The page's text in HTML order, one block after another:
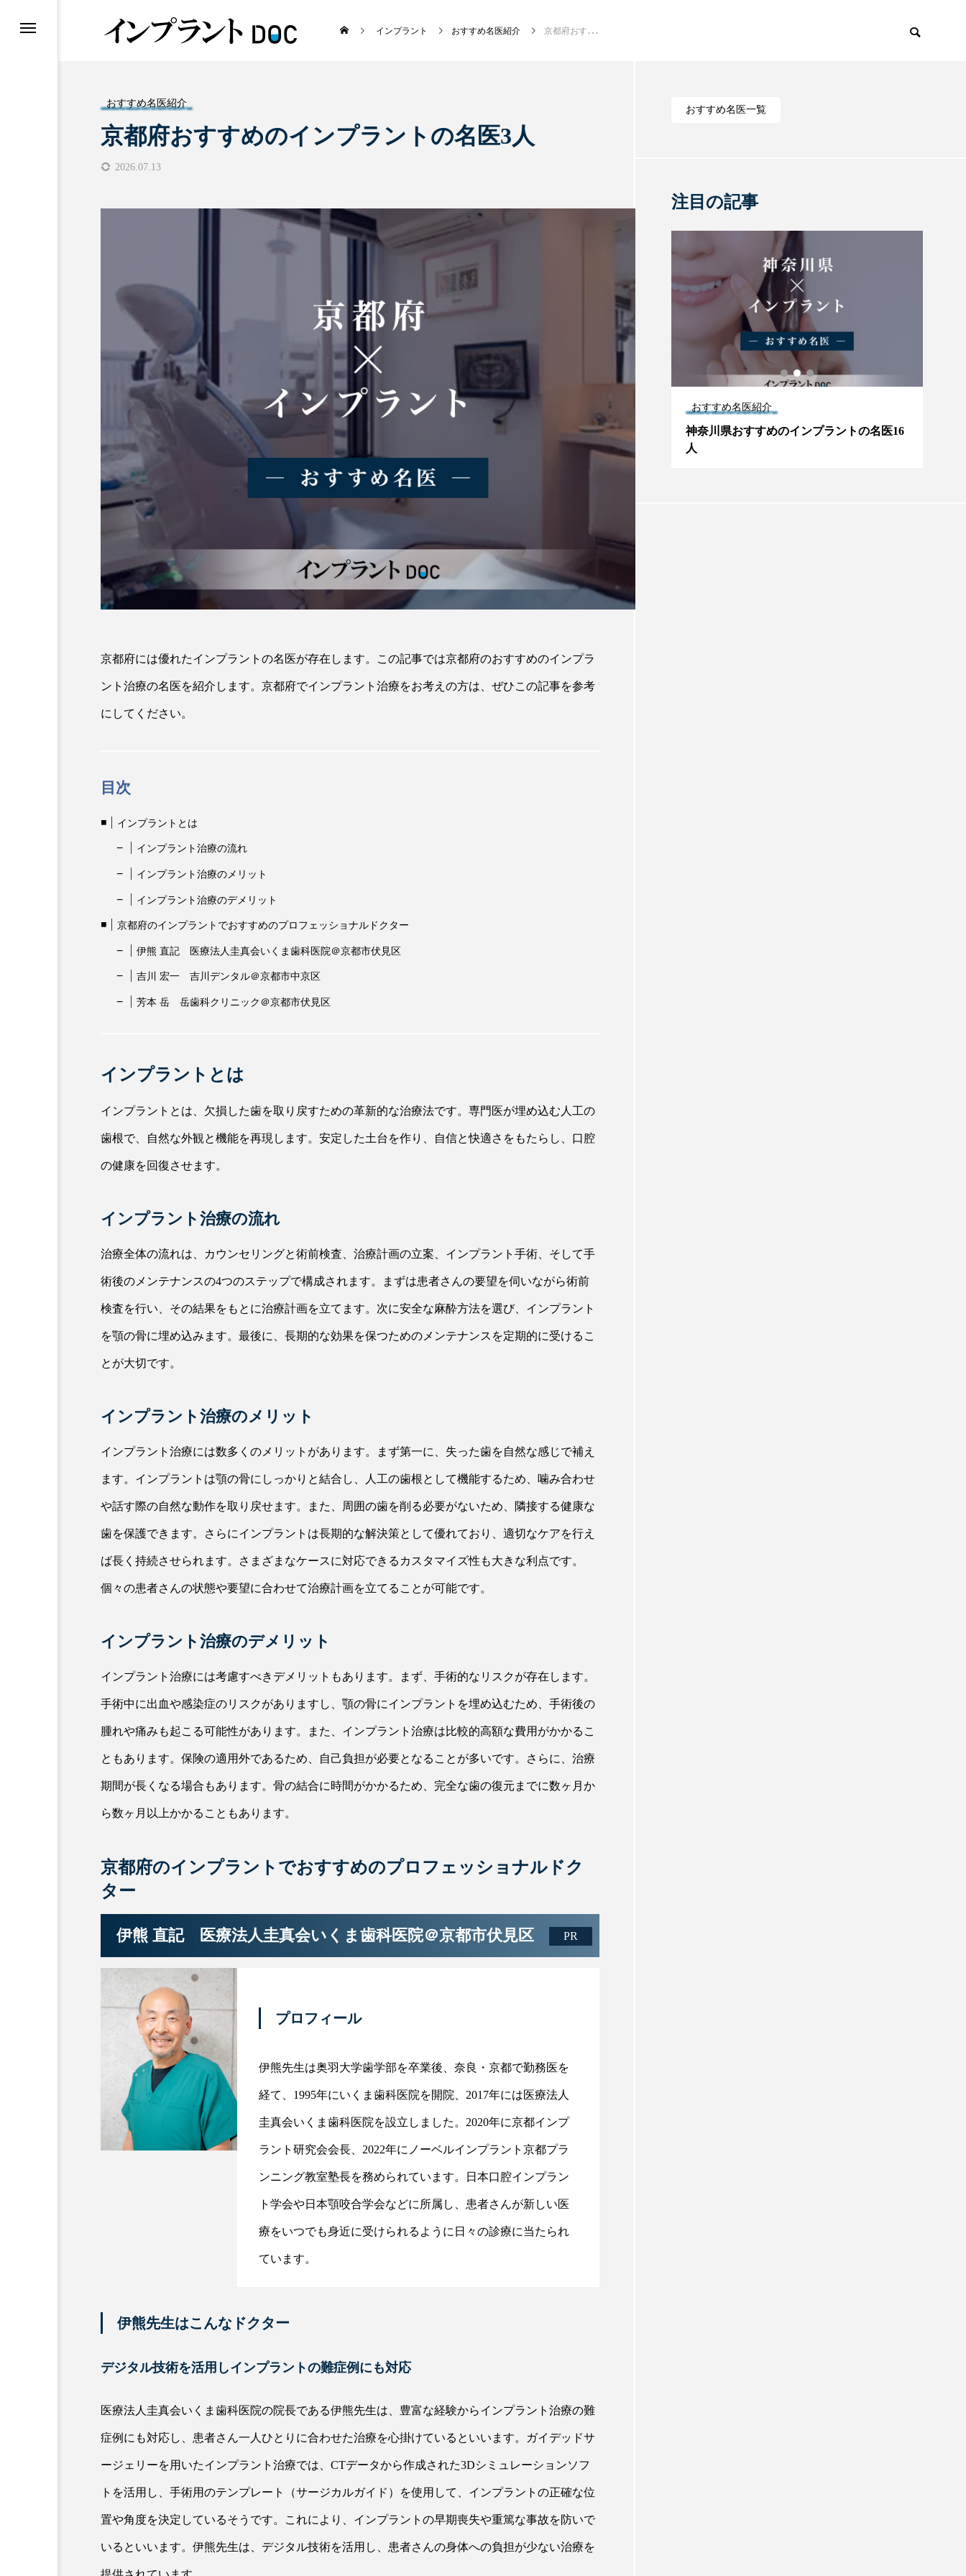
おすすめ名医紹介
横浜市おすすめの歯がボロボロの
名医3人
2025.10.21
注目のトピック
インプラント
メリット ブリッジ
インプラント おすすめ名医紹介 京都府おすすめのインプラントの名医3人
おすすめ名医紹介
京都府おすすめのインプラントの名医3人
2026.07.13
京都府には優れたインプラントの名医が存在します。この記事では京都府のおすすめのインプラ
ント治療の名医を紹介します。京都府でインプラント治療をお考えの方は、ぜひこの記事を参考
にしてください。
目次
インプラントとは
インプラント治療の流れ
インプラント治療のメリット
インプラント治療のデメリット
京都府のインプラントでおすすめのプロフェッショナルドクター
伊熊 直記 医療法人圭真会いくま歯科医院＠京都市伏見区
吉川 宏一 吉川デンタル＠京都市中京区
芳本 岳 岳歯科クリニック＠京都市伏見区
インプラントとは
インプラントとは、欠損した歯を取り戻すための革新的な治療法です。専門医が埋め込む人工の
歯根で、自然な外観と機能を再現します。安定した土台を作り、自信と快適さをもたらし、口腔
の健康を回復させます。
インプラント治療の流れ
治療全体の流れは、カウンセリングと術前検査、治療計画の立案、インプラント手術、そして手
術後のメンテナンスの4つのステップで構成されます。まずは患者さんの要望を伺いながら術前
検査を行い、その結果をもとに治療計画を立てます。次に安全な麻酔方法を選び、インプラント
を顎の骨に埋め込みます。最後に、長期的な効果を保つためのメンテナンスを定期的に受けるこ
とが大切です。
インプラント治療のメリット
インプラント治療には数多くのメリットがあります。まず第一に、失った歯を自然な感じで補え
ます。インプラントは顎の骨にしっかりと結合し、人工の歯根として機能するため、噛み合わせ
や話す際の自然な動作を取り戻せます。また、周囲の歯を削る必要がないため、隣接する健康な
歯を保護できます。さらにインプラントは長期的な解決策として優れており、適切なケアを行え
ば長く持続させられます。さまざまなケースに対応できるカスタマイズ性も大きな利点です。
個々の患者さんの状態や要望に合わせて治療計画を立てることが可能です。
インプラント治療のデメリット
インプラント治療には考慮すべきデメリットもあります。まず、手術的なリスクが存在します。
手術中に出血や感染症のリスクがありますし、顎の骨にインプラントを埋め込むため、手術後の
腫れや痛みも起こる可能性があります。また、インプラント治療は比較的高額な費用がかかるこ
ともあります。保険の適用外であるため、自己負担が必要となることが多いです。さらに、治療
期間が長くなる場合もあります。骨の結合に時間がかかるため、完全な歯の復元までに数ヶ月か
ら数ヶ月以上かかることもあります。
京都府のインプラントでおすすめのプロフェッショナルドク
ター
伊熊 直記 医療法人圭真会いくま歯科医院＠京都市伏見区
プロフィール
伊熊先生は奥羽大学歯学部を卒業後、奈良・京都で勤務医を
経て、1995年にいくま歯科医院を開院、2017年には医療法人
圭真会いくま歯科医院を設立しました。2020年に京都インプ
ラント研究会会長、2022年にノーベルインプラント京都プラ
ンニング教室塾長を務められています。日本口腔インプラン
ト学会や日本顎咬合学会などに所属し、患者さんが新しい医
療をいつでも身近に受けられるように日々の診療に当たられ
ています。
伊熊先生はこんなドクター
デジタル技術を活用しインプラントの難症例にも対応
医療法人圭真会いくま歯科医院の院長である伊熊先生は、豊富な経験からインプラント治療の難
症例にも対応し、患者さん一人ひとりに合わせた治療を心掛けているといいます。ガイデッドサ
ージェリーを用いたインプラント治療では、CTデータから作成された3Dシミュレーションソフ
トを活用し、手術用のテンプレート（サージカルガイド）を使用して、インプラントの正確な位
置や角度を決定しているそうです。これにより、インプラントの早期喪失や重篤な事故を防いで
いるといいます。伊熊先生は、デジタル技術を活用し、患者さんの身体への負担が少ない治療を
おすすめ名医一覧
注目の記事
おすすめ名医紹介
長野県おすすめのインプラントの名医8人
おすすめ名医紹介
立川市おすすめのインプラントの名医1人
おすすめ名医紹介
神奈川県おすすめのインプラントの名医16
人